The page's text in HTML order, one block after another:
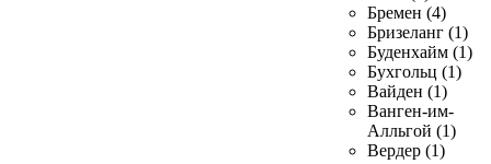
Бремен (4)
Бризеланг (1)
Буденхайм (1)
Бухгольц (1)
Вайден (1)
Ванген-им-
Алльгой (1)
Вердер (1)